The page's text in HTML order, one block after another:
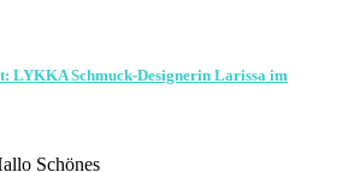
LYKKA Schmuck-Designerin Larissa im
Schönes